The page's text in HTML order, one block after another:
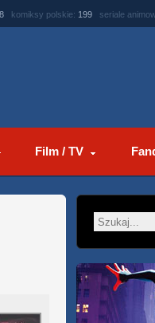
komiksy polskie: 199 seriale
Film / TV